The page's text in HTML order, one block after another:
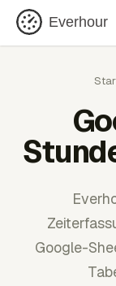
Everhour
Google-